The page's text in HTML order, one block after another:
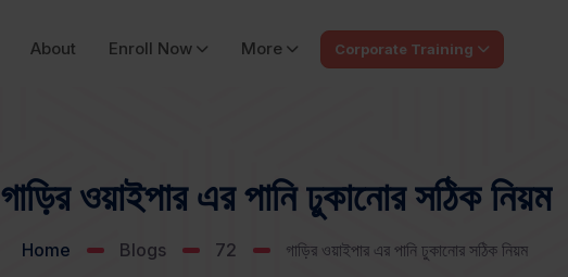
About Enroll Now More Corporate Training
গাড়ির ওয়াইপার এর পানি ঢুকানোর সঠিক নিয়ম
Home Blogs 72 গাড়ির ওয়াইপার এর পানি ঢুকানোর সঠিক নিয়ম